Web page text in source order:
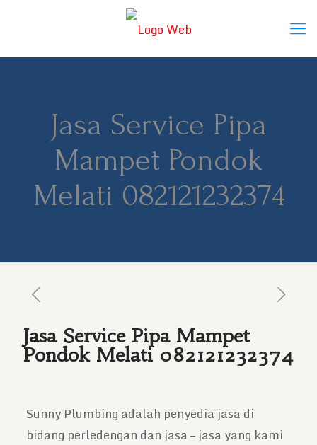
Jasa Service Pipa
Mampet Pondok
Melati 082121232374
Jasa Service Pipa Mampet
Pondok Melati 082121232374
Sunny Plumbing adalah penyedia jasa di
bidang perledengan dan jasa – jasa yang kami